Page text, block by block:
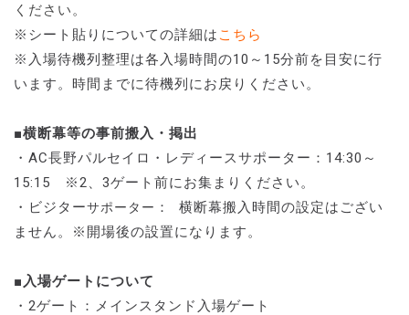
ください。
※シート貼りについての詳細は こちら
※入場待機列整理は各入場時間の10～15分前を目安に行
います。時間までに待機列にお戻りください。
■横断幕等の事前搬入・掲出
・AC長野パルセイロ・レディースサポーター：14:30～
15:15 ※2、3ゲート前にお集まりください。
・ビジターサポーター ： 横断幕搬入時間の設定はござい
ません。※開場後の設置になります。
■入場ゲートについて
・2ゲート：メインスタンド入場ゲート